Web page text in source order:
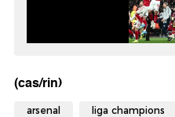
(cas/rin)
arsenal liga champions